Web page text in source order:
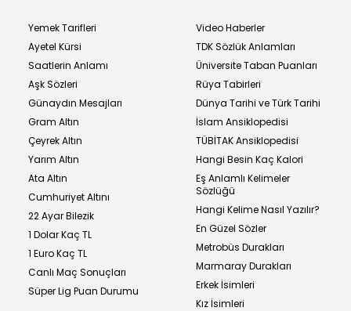
Yemek Tarifleri
Ayetel Kürsi
Saatlerin Anlamı
Aşk Sözleri
Günaydın Mesajları
Gram Altın
Çeyrek Altın
Yarım Altın
Ata Altın
Cumhuriyet Altını
22 Ayar Bilezik
1 Dolar Kaç TL
1 Euro Kaç TL
Canlı Maç Sonuçları
Süper Lig Puan Durumu
Video Haberler
TDK Sözlük Anlamları
Üniversite Taban Puanları
Rüya Tabirleri
Dünya Tarihi ve Türk Tarihi
İslam Ansiklopedisi
TÜBİTAK Ansiklopedisi
Hangi Besin Kaç Kalori
Eş Anlamlı Kelimeler
Sözlüğü
Hangi Kelime Nasıl Yazılır?
En Güzel Sözler
Metrobüs Durakları
Marmaray Durakları
Erkek İsimleri
Kız İsimleri